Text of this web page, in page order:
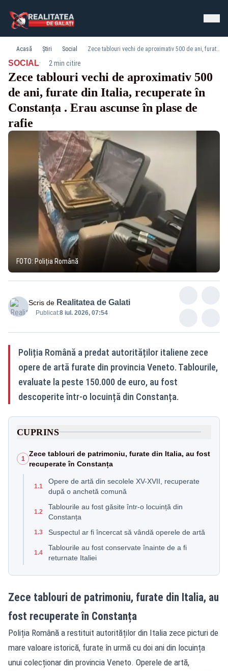
Acasă Știri Social Zece tablouri vechi de aproximativ 500 de ani, furate din Italia, recuperate în Constanța . Erau ascunse în plase de rafie
SOCIAL· 2 min citire
Zece tablouri vechi de aproximativ 500
de ani, furate din Italia, recuperate în
Constanța . Erau ascunse în plase de
rafie
FOTO: Poliția Română
Scris de Realitatea de Galati
Publicat:8 iul. 2026, 07:54
Poliția Română a predat autorităților italiene zece
opere de artă furate din provincia Veneto. Tablourile,
evaluate la peste 150.000 de euro, au fost
descoperite într-o locuință din Constanța.
CUPRINS
1
Zece tablouri de patrimoniu, furate din Italia, au fost
recuperate în Constanța
1.1
Opere de artă din secolele XV-XVII, recuperate
după o anchetă comună
1.2
Tablourile au fost găsite într-o locuință din
Constanța
1.3 Suspectul ar fi încercat să vândă operele de artă
1.4
Tablourile au fost conservate înainte de a fi
returnate Italiei
Zece tablouri de patrimoniu, furate din Italia, au
fost recuperate în Constanța
Poliția Română a restituit autorităților din Italia zece picturi de
mare valoare istorică, furate în urmă cu doi ani din locuința
unui colecționar din provincia Veneto. Operele de artă,